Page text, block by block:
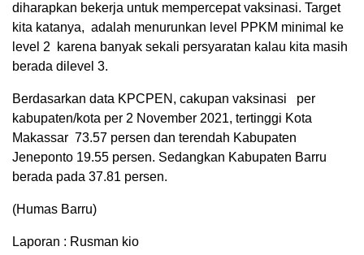
diharapkan bekerja untuk mempercepat vaksinasi. Target
kita katanya, adalah menurunkan level PPKM minimal ke
level 2 karena banyak sekali persyaratan kalau kita masih
berada dilevel 3.
Berdasarkan data KPCPEN, cakupan vaksinasi per
kabupaten/kota per 2 November 2021, tertinggi Kota
Makassar 73.57 persen dan terendah Kabupaten
Jeneponto 19.55 persen. Sedangkan Kabupaten Barru
berada pada 37.81 persen.
(Humas Barru)
Laporan : Rusman kio